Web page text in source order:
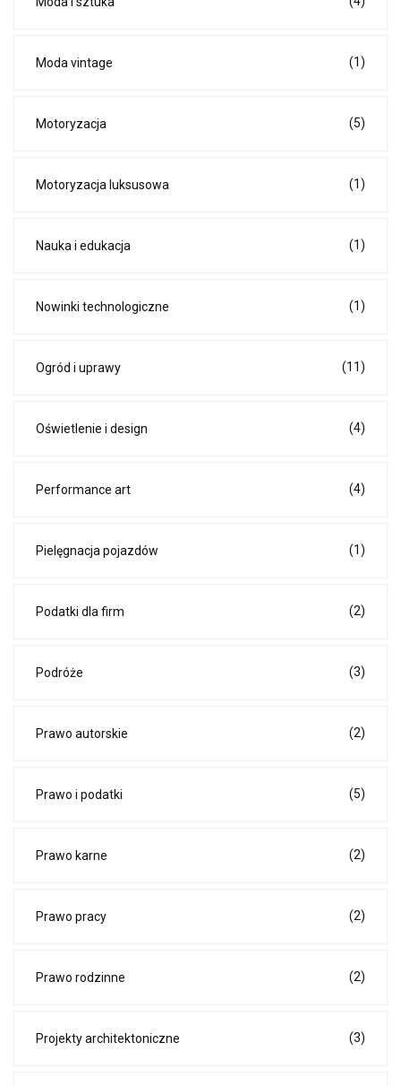
Moda vintage (1)
Motoryzacja (5)
Motoryzacja luksusowa (1)
Nauka i edukacja (1)
Nowinki technologiczne (1)
Ogród i uprawy (11)
Oświetlenie i design (4)
Performance art (4)
Pielęgnacja pojazdów (1)
Podatki dla firm (2)
Podróże (3)
Prawo autorskie (2)
Prawo i podatki (5)
Prawo karne (2)
Prawo pracy (2)
Prawo rodzinne (2)
Projekty architektoniczne (3)